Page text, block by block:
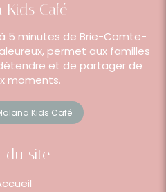
Kids Café
5 minutes de Brie-Comte-
permet aux familles
et de partager de
moments.
Kids Café
du site